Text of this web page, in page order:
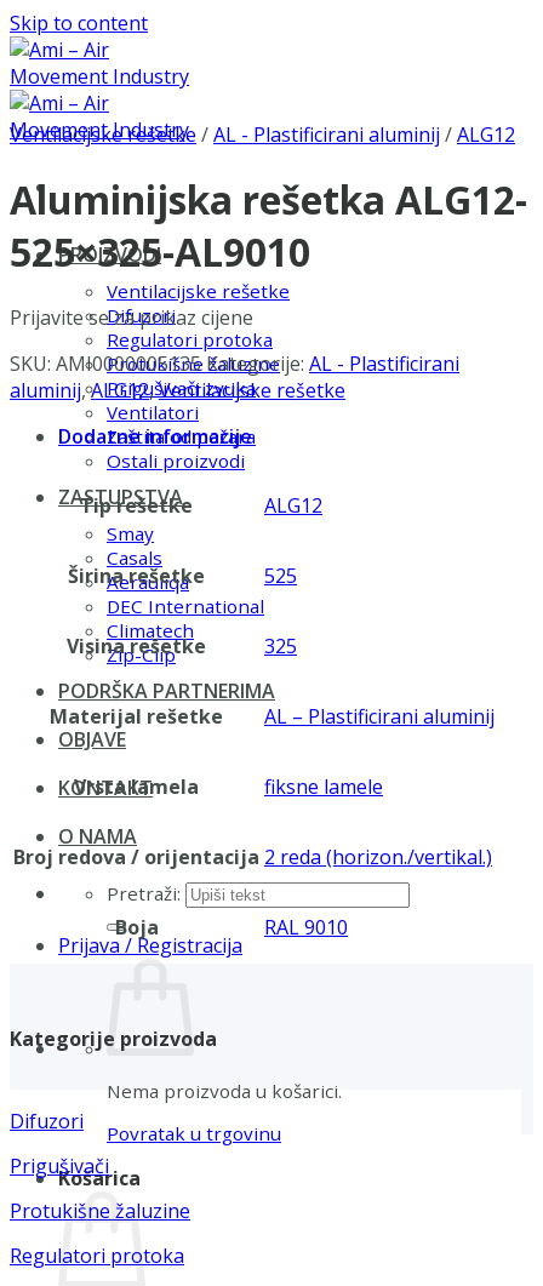
Skip to content
PROIZVODI
Ventilacijske rešetke
Difuzori
Regulatori protoka
Protukišne žaluzine
Prigušivači zvuka
Ventilatori
Zaštita od požara
Ostali proizvodi
ZASTUPSTVA
Smay
Casals
Aerauliqa
DEC International
Climatech
Zip-Clip
PODRŠKA PARTNERIMA
OBJAVE
KONTAKT
O NAMA
Pretraži:
Prijava / Registracija
Nema proizvoda u košarici.
Povratak u trgovinu
Košarica
Ventilacijske rešetke /AL - Plastificirani aluminij /ALG12
Aluminijska rešetka ALG12-
525×325-AL9010
Prijavite se za prikaz cijene
SKU: AMI0000005135 Kategorije: AL - Plastificirani
aluminij,ALG12,Ventilacijske rešetke
Dodatne informacije
Tip rešetke ALG12
Širina rešetke 525
Visina rešetke 325
Materijal rešetke AL – Plastificirani aluminij
Vrsta lamela fiksne lamele
Broj redova / orijentacija 2 reda (horizon./vertikal.)
Boja RAL 9010
Kategorije proizvoda
Difuzori
Prigušivači
Protukišne žaluzine
Regulatori protoka